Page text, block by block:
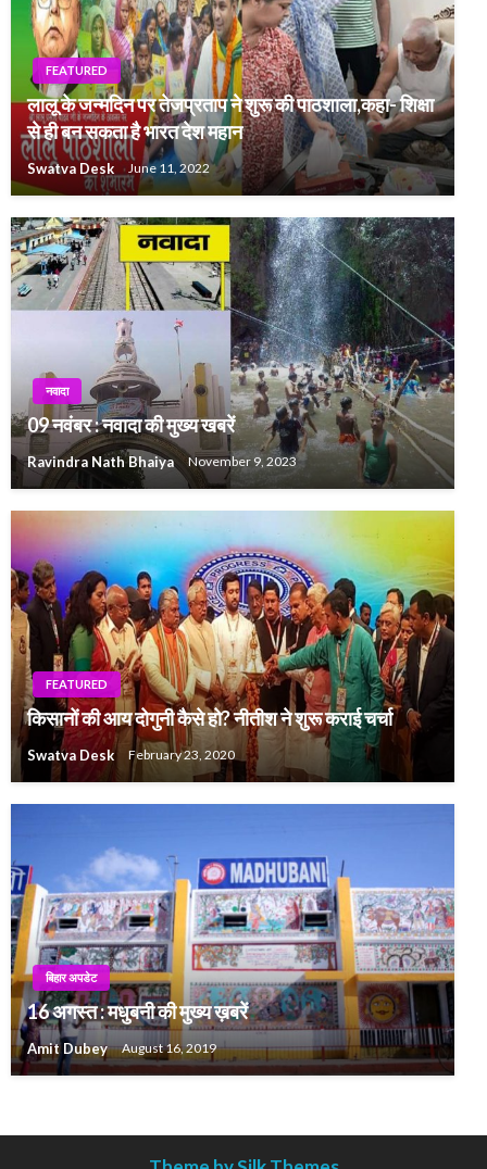
FEATURED
लालू के जन्मदिन पर तेजप्रताप ने शुरू की पाठशाला,कहा- शिक्षा
से ही बन सकता है भारत देश महान
Swatva Desk June 11, 2022
नवादा
09 नवंबर : नवादा की मुख्य खबरें
Ravindra Nath Bhaiya November 9, 2023
FEATURED
किसानों की आय दोगुनी कैसे हो? नीतीश ने शुरू कराई चर्चा
Swatva Desk February 23, 2020
बिहार अपडेट
16 अगस्त : मधुबनी की मुख्य ख़बरें
Amit Dubey August 16, 2019